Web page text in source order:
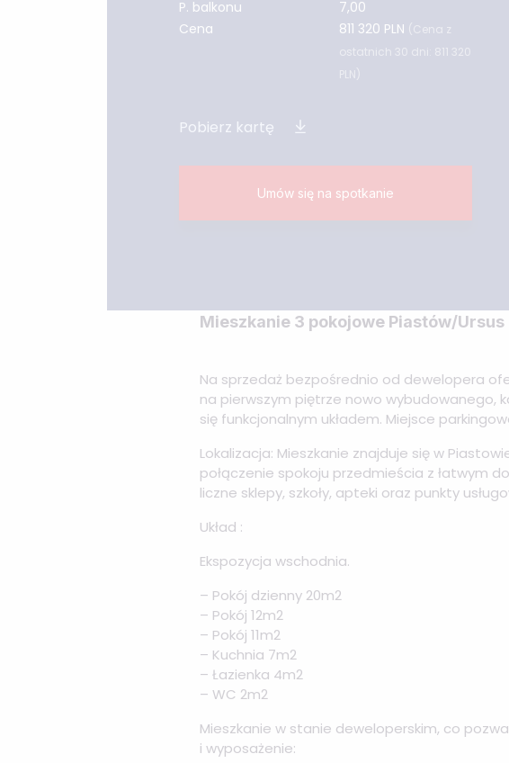
P. balkonu
7,00
Cena
811 320 PLN (Cena z
ostatnich 30 dni: 811 320
PLN)
Pobierz kartę
Umów się na spotkanie
Mieszkanie 3 pokojowe Piastów/Ursus
Na sprzedaż bezpośrednio od dewelopera
na pierwszym piętrze nowo wybudowanego,
się funkcjonalnym układem. Miejsce
Lokalizacja: Mieszkanie znajduje się w
połączenie spokoju przedmieścia z łatwym
liczne sklepy, szkoły, apteki oraz punkty
Układ :
Ekspozycja wschodnia.
– Pokój dzienny 20m2
– Pokój 12m2
– Pokój 11m2
– Kuchnia 7m2
– Łazienka 4m2
– WC 2m2
Mieszkanie w stanie deweloperskim, co
i wyposażenie: